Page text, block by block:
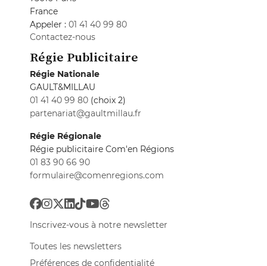
France
Appeler : 01 41 40 99 80
Contactez-nous
Régie Publicitaire
Régie Nationale
GAULT&MILLAU
01 41 40 99 80 (choix 2)
partenariat@gaultmillau.fr
Régie Régionale
Régie publicitaire Com'en Régions
01 83 90 66 90
formulaire@comenregions.com
Inscrivez-vous à notre newsletter
Toutes les newsletters
Préférences de confidentialité